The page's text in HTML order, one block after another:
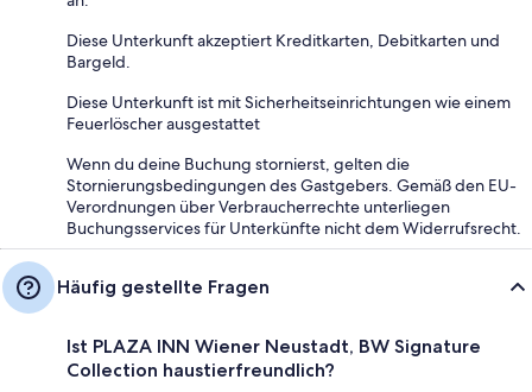
Diese Unterkunft akzeptiert Kreditkarten, Debitkarten und
Bargeld.
Diese Unterkunft ist mit Sicherheitseinrichtungen wie einem
Feuerlöscher ausgestattet
Wenn du deine Buchung stornierst, gelten die
Stornierungsbedingungen des Gastgebers. Gemäß den EU-
Verordnungen über Verbraucherrechte unterliegen
Buchungsservices für Unterkünfte nicht dem Widerrufsrecht.
Häufig gestellte Fragen
Ist PLAZA INN Wiener Neustadt, BW Signature
Collection haustierfreundlich?